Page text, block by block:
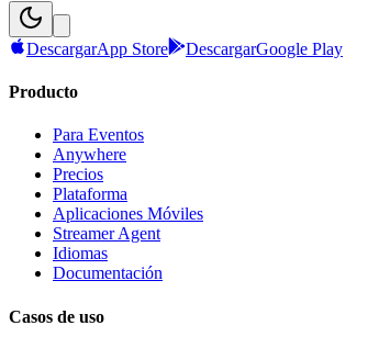
DescargarApp Store DescargarGoogle Play
Producto
Para Eventos
Anywhere
Precios
Plataforma
Aplicaciones Móviles
Streamer Agent
Idiomas
Documentación
Casos de uso